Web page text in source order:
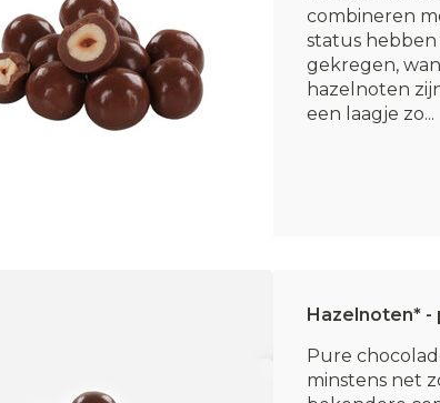
combineren
status
gekregen,
hazelnoten
een laagje zo...
Hazelnoten*
Pure
minstens net